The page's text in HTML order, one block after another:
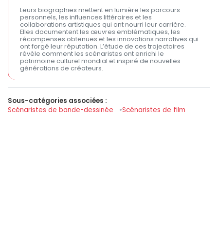
Leurs biographies mettent en lumière les parcours
personnels, les influences littéraires et les
collaborations artistiques qui ont nourri leur carrière.
Elles documentent les œuvres emblématiques, les
récompenses obtenues et les innovations narratives qui
ont forgé leur réputation. L’étude de ces trajectoires
révèle comment les scénaristes ont enrichi le
patrimoine culturel mondial et inspiré de nouvelles
générations de créateurs.
Sous-catégories associées :
Scénaristes de bande-dessinée
Scénaristes de film